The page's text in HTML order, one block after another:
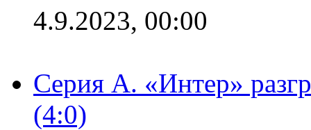
4.9.2023, 00:00
Серия А. «Интер»
(4:0)